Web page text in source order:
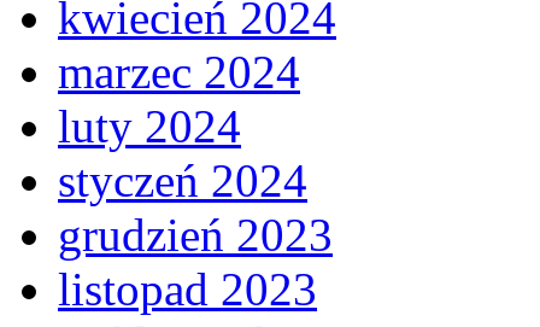
kwiecień 2024
marzec 2024
luty 2024
styczeń 2024
grudzień 2023
listopad 2023